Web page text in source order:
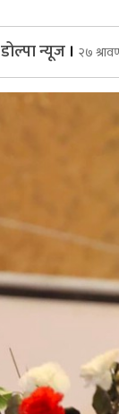
डोल्पा न्यूज । २७